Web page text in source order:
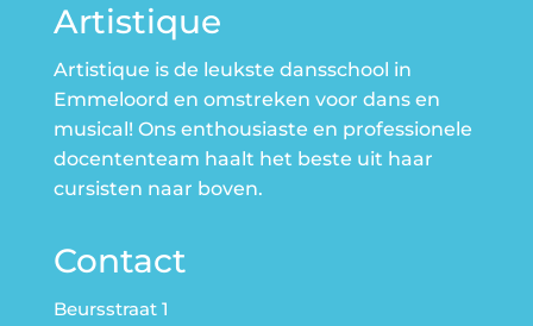
Artistique
Artistique is de leukste dansschool in
Emmeloord en omstreken voor dans en
musical! Ons enthousiaste en professionele
docententeam haalt het beste uit haar
cursisten naar boven.
Contact
Beursstraat 1